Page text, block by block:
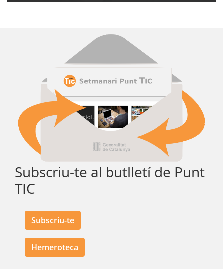
Subscriu-te al butlletí de Punt
TIC
Subscriu-te
Hemeroteca